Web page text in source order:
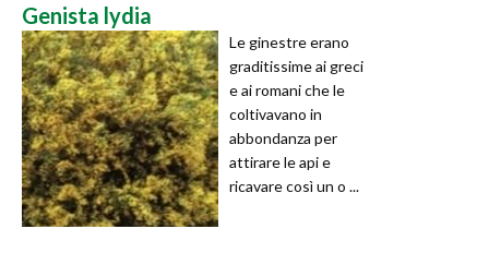
Genista lydia
Le ginestre erano
graditissime ai greci
e ai romani che le
coltivavano in
abbondanza per
attirare le api e
ricavare così un o ...